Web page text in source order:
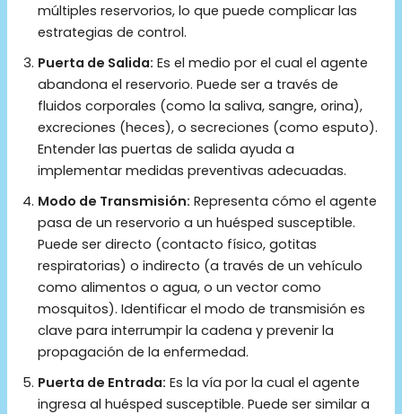
múltiples reservorios, lo que puede complicar las
estrategias de control.
Puerta de Salida: Es el medio por el cual el agente
abandona el reservorio. Puede ser a través de
fluidos corporales (como la saliva, sangre, orina),
excreciones (heces), o secreciones (como esputo).
Entender las puertas de salida ayuda a
implementar medidas preventivas adecuadas.
Modo de Transmisión: Representa cómo el agente
pasa de un reservorio a un huésped susceptible.
Puede ser directo (contacto físico, gotitas
respiratorias) o indirecto (a través de un vehículo
como alimentos o agua, o un vector como
mosquitos). Identificar el modo de transmisión es
clave para interrumpir la cadena y prevenir la
propagación de la enfermedad.
Puerta de Entrada: Es la vía por la cual el agente
ingresa al huésped susceptible. Puede ser similar a